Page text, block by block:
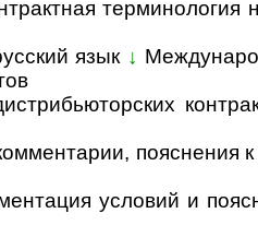
терминология
язык ↓
пояснения к
условий и